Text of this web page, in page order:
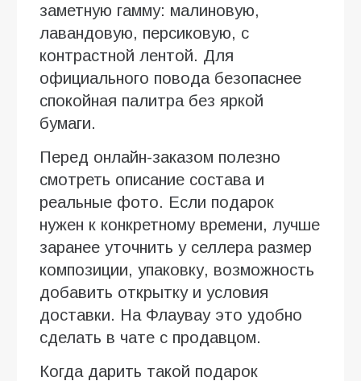
заметную гамму: малиновую,
лавандовую, персиковую, с
контрастной лентой. Для
официального повода безопаснее
спокойная палитра без яркой
бумаги.
Перед онлайн-заказом полезно
смотреть описание состава и
реальные фото. Если подарок
нужен к конкретному времени, лучше
заранее уточнить у селлера размер
композиции, упаковку, возможность
добавить открытку и условия
доставки. На Флаувау это удобно
сделать в чате с продавцом.
Когда дарить такой подарок